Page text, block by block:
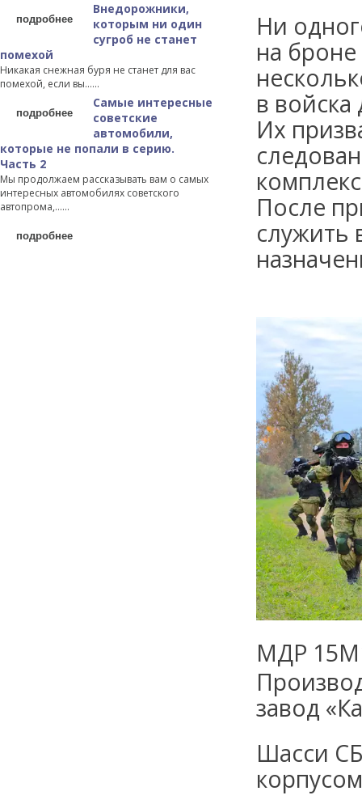
подробнее
Внедорожники,
которым ни один
сугроб не станет
помехой
Никакая снежная буря не станет для вас
помехой, если вы…...
подробнее
Самые интересные
советские
автомобили,
которые не попали в серию.
Часть 2
Мы продолжаем рассказывать вам о самых
интересных автомобилях советского
автопрома,…...
подробнее
Ни
на
в
Их
После
служить
МДР
завод
Шасси